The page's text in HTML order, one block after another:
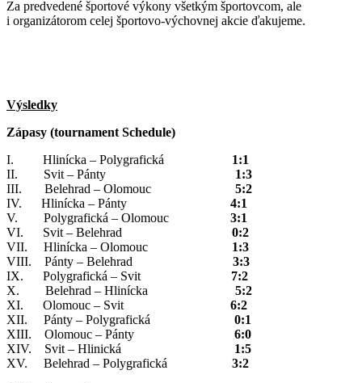
Za predvedené športové výkony všetkým športovcom, ale
i organizátorom celej športovo-výchovnej akcie ďakujeme.
Výsledky
Zápasy (tournament Schedule)
I. Hlinícka – Polygrafická 1:1
II. Svit – Pánty 1:3
III. Belehrad – Olomouc 5:2
IV. Hlinícka – Pánty 4:1
V. Polygrafická – Olomouc 3:1
VI. Svit – Belehrad 0:2
VII. Hlinícka – Olomouc 1:3
VIII. Pánty – Belehrad 3:3
IX. Polygrafická – Svit 7:2
X. Belehrad – Hlinícka 5:2
XI. Olomouc – Svit 6:2
XII. Pánty – Polygrafická 0:1
XIII. Olomouc – Pánty 6:0
XIV. Svit – Hlinická 1:5
XV. Belehrad – Polygrafická 3:2